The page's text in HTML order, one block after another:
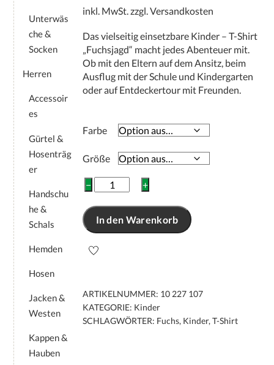
inkl. MwSt.zzgl.Versandkosten
Das vielseitig einsetzbare Kinder – T-Shirt
„Fuchsjagd“ macht jedes Abenteuer mit.
Ob mit den Eltern auf dem Ansitz, beim
Ausflug mit der Schule und Kindergarten
oder auf Entdeckertour mit Freunden.
Farbe
Größe
−
Kinder
Shirt
„Fuchsjagd“
Menge
+
In den Warenkorb
ARTIKELNUMMER: 10 227 107
KATEGORIE: Kinder
SCHLAGWÖRTER: Fuchs, Kinder,T-Shirt
Unterwäs
che &
Socken
Herren
Accessoir
es
Gürtel &
Hosenträg
er
Handschu
he &
Schals
Hemden
Hosen
Jacken &
Westen
Kappen &
Hauben